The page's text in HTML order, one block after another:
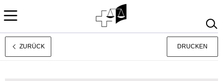
Français
ZURÜCK DRUCKEN